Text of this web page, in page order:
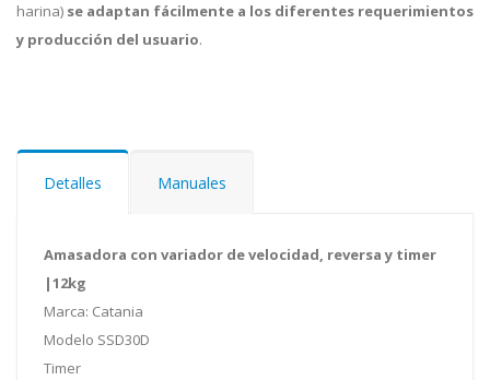
harina) se adaptan fácilmente a los diferentes requerimientos
y producción del usuario.
Detalles Manuales
Amasadora con variador de velocidad, reversa y timer
|12kg
Marca: Catania
Modelo SSD30D
Timer